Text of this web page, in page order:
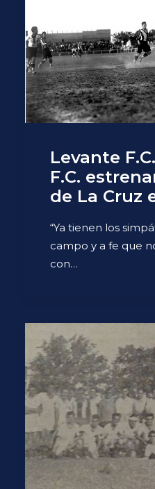
Levante
F.C.
de La Cruz
“Ya tienen los
campo y a fe que
con…